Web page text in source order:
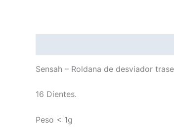
Sensah – Roldana de desviador
16 Dientes.
Peso < 1g